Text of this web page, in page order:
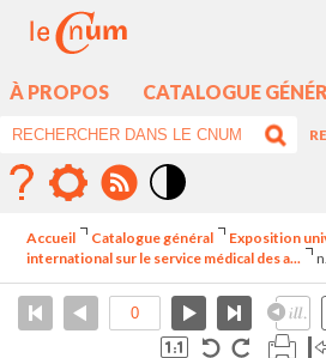
À PROPOS CATALOGUE
élévé
Accueil Catalogue général
Exposition
international sur le service médical des a...